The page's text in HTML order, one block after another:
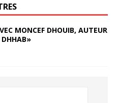
MONCEF DHOUIB, AUTEUR